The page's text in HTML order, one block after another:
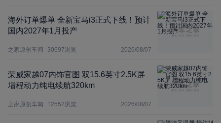
海外订单爆单 全新宝马i3正式下线！预计
国内2027年1月投产
之家原创车闻 30697浏览 2026/08/07
荣威家越07内饰官图 双15.6英寸2.5K屏
增程动力纯电续航320km
之家原创车闻 12552浏览 2026/08/07